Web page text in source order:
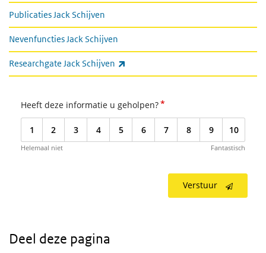
Meer informatie
Publicaties Jack Schijven
Nevenfuncties Jack Schijven
Researchgate Jack Schijven
Heeft deze informatie u geholpen?*
1 2 3 4 5 6 7 8 9 10
Helemaal niet Fantastisch
Verstuur
Deel deze pagina